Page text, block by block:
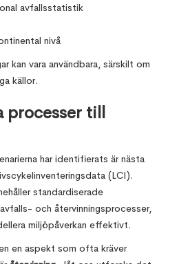
avfallsstatistik
nivå
kan vara användbara, särskilt om
källor.
till
har identifierats är nästa
(LCI).
standardiserade
och återvinningsprocesser,
miljöpåverkan effektivt.
en aspekt som ofta kräver